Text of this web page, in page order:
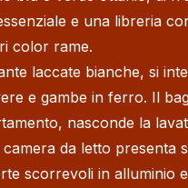
e una libreria
color rame.
laccate bianche, si
e gambe in ferro. Il
nasconde la
da letto presenta
scorrevoli in alluminio